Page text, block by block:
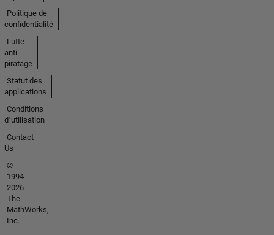
Politique de
confidentialité
Lutte
anti-
piratage
Statut des
applications
Conditions
d՚utilisation
Contact
Us
©
1994-
2026
The
MathWorks,
Inc.